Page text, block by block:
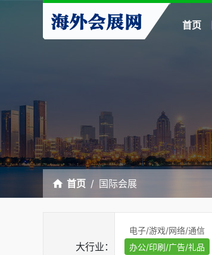
首页
首页 国际会展
大行业：
电子/游戏/网络/通信
办公/印刷/广告/礼品